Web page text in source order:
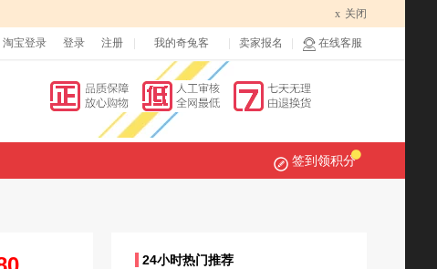
x 关闭
淘宝登录 登录 注册 我的奇兔客 卖家报名 在线客服
签到领积分
24小时热门推荐